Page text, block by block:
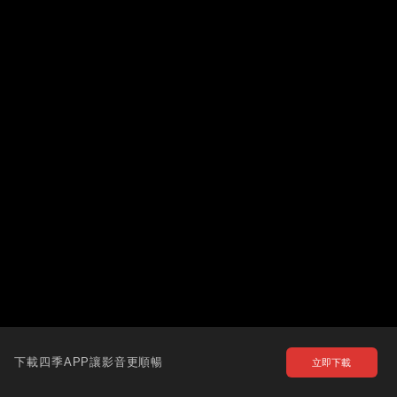
下載四季APP讓影音更順暢 立即下載